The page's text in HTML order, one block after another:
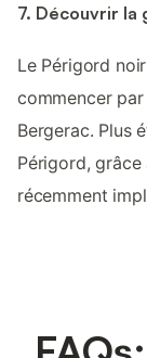
7. Découvrir la
Le Périgord
commencer
Bergerac. Plus
Périgord,
récemment